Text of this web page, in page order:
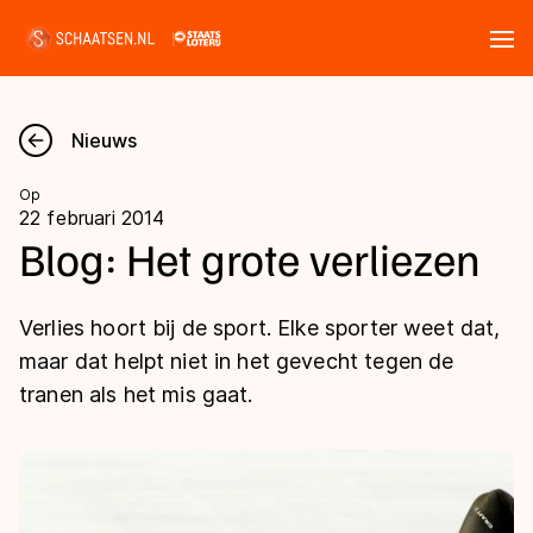
Nieuws
Kalender
Marathon
Langebaan
Uitslagen
Nieuws
Op
22 februari 2014
Blog: Het grote verliezen
Verlies hoort bij de sport. Elke sporter weet dat,
maar dat helpt niet in het gevecht tegen de
tranen als het mis gaat.